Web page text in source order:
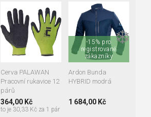
Cerva PALAWAN
Pracovní rukavice 12
párů
364,00 Kč
to je 30,33 Kč za 1 pár
07
09
10
11
-15% pro
registrované
zákazníky
❄️
Ardon Bunda
HYBRID modrá
1 684,00 Kč
M L
XL
2XL
3XL 4XL